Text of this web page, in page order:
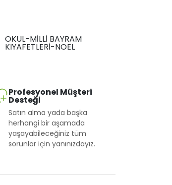
OKUL-MİLLİ BAYRAM
KIYAFETLERİ-NOEL
Profesyonel Müşteri
Desteği
Satın alma yada başka
herhangi bir aşamada
yaşayabileceğiniz tüm
sorunlar için yanınızdayız.